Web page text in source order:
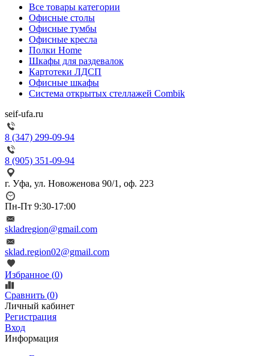
Все товары категории
Офисные столы
Офисные тумбы
Офисные кресла
Полки Home
Шкафы для раздевалок
Картотеки ЛДСП
Офисные шкафы
Система открытых стеллажей Combik
seif-ufa.ru
8 (347) 299-09-94
8 (905) 351-09-94
г. Уфа, ул. Новоженова 90/1, оф. 223
Пн-Пт 9:30-17:00
skladregion@gmail.com
sklad.region02@gmail.com
Избранное (0)
Сравнить (0)
Личный кабинет
Регистрация
Вход
Информация